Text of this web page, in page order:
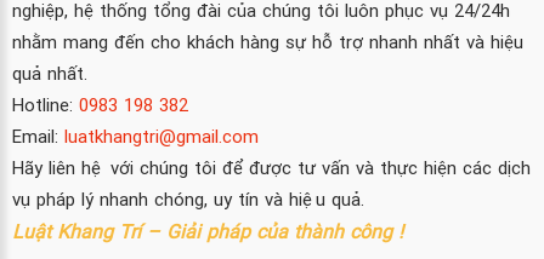
nghiệp, hệ thống tổng đài của chúng tôi luôn phục vụ 24/24h
nhằm mang đến cho khách hàng sự hỗ trợ nhanh nhất và hiệu
quả nhất.
Hotline: 0983 198 382
Email: luatkhangtri@gmail.com
Hãy liên hệ với chúng tôi để được tư vấn và thực hiện các dịch
vụ pháp lý nhanh chóng, uy tín và hiệu quả.
Luật Khang Trí – Giải pháp của thành công !